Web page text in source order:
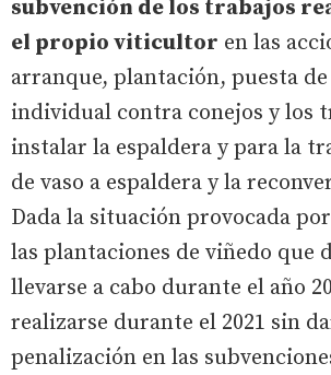
subvención de los trabajos
el propio viticultor en las
arranque, plantación, puesta
individual contra conejos y los
instalar la espaldera y para la
de vaso a espaldera y la
Dada la situación provocada
las plantaciones de viñedo que
llevarse a cabo durante el año
realizarse durante el 2021 sin
penalización en las